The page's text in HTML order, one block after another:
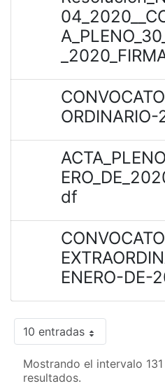
df
ENERO-DE-
10 entradas
Mostrando el intervalo
resultados.